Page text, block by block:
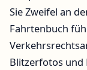
Sie Zweifel an
Fahrtenbuch
Blitzerfotos und